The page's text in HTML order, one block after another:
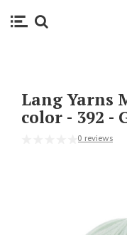
Lang Yarns
color - 392 -
0 reviews